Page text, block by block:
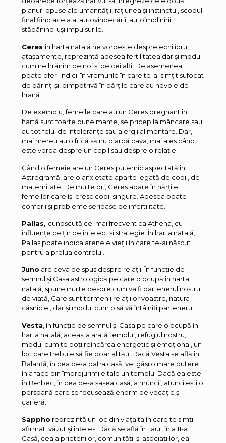
planuri opuse ale umanității, rațiunea și instinctul, scopul
final fiind acela al autovindecării, autoîmplinirii,
stăpânind-uși impulsurile.
Ceres în harta natală ne vorbește despre echilibru,
atașamente, reprezintă adesea fertilitatea dar și modul
cum ne hrănim pe noi și pe ceilalți. De asemenea,
poate oferi indicii în vremurile în care te-ai simțit sufocat
de părinți și, dimpotrivă în părțile care au nevoie de
hrană.
De exemplu, femeile care au un Ceres pregnant în
hartă sunt foarte bune mame, se pricep la mâncare sau
au tot felul de intoleranțe sau alergii alimentare. Dar,
mai mereu au o frică să nu piardă cava, mai ales când
este vorba despre un copil sau despre o relație.
Când o femeie are un Ceres puternic aspectată în
Astrogramă, are o anxietate aparte legată de copil, de
maternitate. De multe ori, Ceres apare în hărțile
femeilor care își cresc copii singure. Adesea poate
conferii și probleme serioase de infertilitate.
Pallas, cunoscută cel mai frecvent ca Athena, cu
influențe ce țin de intelect și strategie. În harta natală,
Pallas poate indica arenele vieții în care te-ai născut
pentru a prelua controlul.
Juno are ceva de spus despre relații. În funcție de
semnul și Casa astrologică pe care o ocupă în harta
natală, spune multe despre cum va fi partenerul nostru
de viată, Care sunt termenii relațiilor voastre, natura
căsniciei, dar și modul cum o să vă întâlniți partenerul.
Vesta , în funcție de semnul și Casa pe care o ocupă în
harta natală, aceasta arată templul, refugiul nostru,
modul cum te poți reîncărca energetic și emoțional, un
loc care trebuie să fie doar al tău. Dacă Vesta se află în
Balanță, în cea de-a patra casă, vei găsi o mare putere
în a face din împrejurimile tale un templu. Dacă ea este
în Berbec, în cea de-a șasea casă, a muncii, atunci ești o
persoană care se focusează enorm pe vocație și
carieră.
Sappho reprezintă un loc din viața ta în care te simți
afirmat, văzut și înțeles. Dacă se află în Taur, în a 11-a
Casă, cea a prietenilor, comunității și asociațiilor, ea